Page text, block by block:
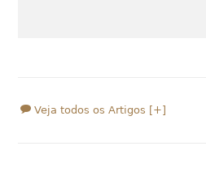
Veja todos os Artigos [+]